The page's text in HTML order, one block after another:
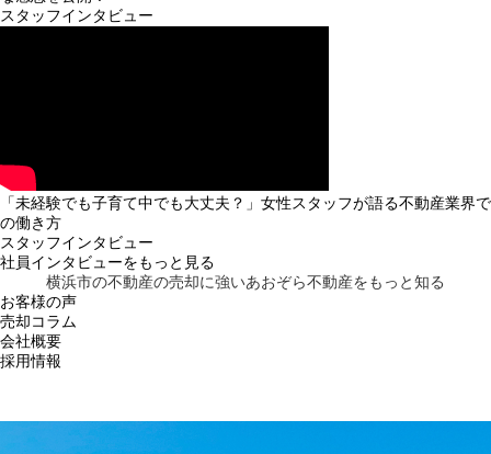
スタッフインタビュー
「未経験でも子育て中でも大丈夫？」女性スタッフが語る不動産業界で
の働き方
スタッフインタビュー
社員インタビューをもっと見る
横浜市の不動産の売却に強いあおぞら不動産をもっと知る
お客様の声
売却コラム
会社概要
採用情報